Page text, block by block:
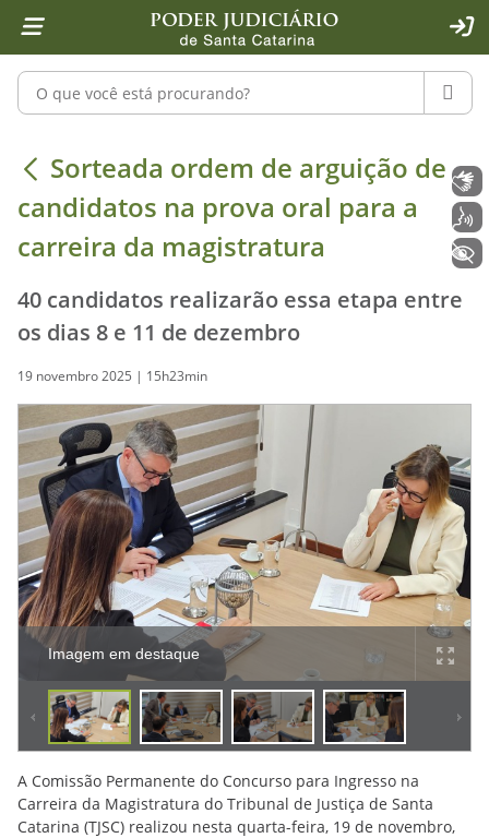
1 Ir para o conteúdo
2 Ir para a ferramenta de acessibilidade - Rybená
4 Ir para o menu principal
5 Ir para a pesquisa
6 Ir para o rodapé
7 Ir para a página inicial
Pesquisar no portal
Sorteada ordem de arguição de
Sorteada ordem de arguição de
candidatos na prova oral para a
carreira da magistratura
40 candidatos realizarão essa etapa entre
os dias 8 e 11 de dezembro
19 novembro 2025 | 15h23min
Imagem em destaque
A Comissão Permanente do Concurso para Ingresso na
Carreira da Magistratura do Tribunal de Justiça de Santa
Catarina (TJSC) realizou nesta quarta-feira, 19 de novembro,
Libras
Voz
+ Acessibilidade